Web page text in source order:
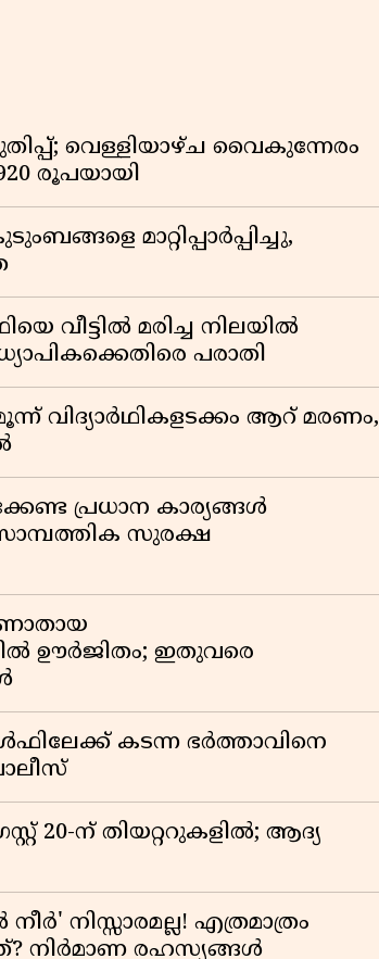
വെള്ളിയാഴ്ച വൈകുന്നേരം
രൂപയായി
മാറ്റിപ്പാർപ്പിച്ചു,
വീട്ടിൽ മരിച്ച നിലയിൽ
പരാതി
വിദ്യാർഥികളടക്കം ആറ് മരണം,
പ്രധാന കാര്യങ്ങൾ
സുരക്ഷ
ഊർജിതം; ഇതുവരെ
കടന്ന ഭർത്താവിനെ
20-ന് തിയറ്ററുകളിൽ; ആദ്യ
നിസ്സാരമല്ല! എത്രമാത്രം
നിർമാണ രഹസ്യങ്ങൾ